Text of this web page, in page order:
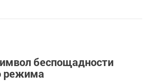
беспощадности
режима